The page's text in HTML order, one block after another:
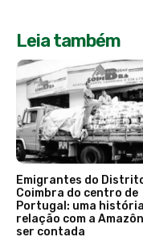
Leia também
Emigrantes do
Coimbra do centro de
Portugal: uma
relação com a
ser contada